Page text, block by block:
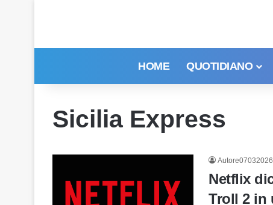
HOME QUOTIDIANO
Sicilia Express
Netflix
Troll 2 in